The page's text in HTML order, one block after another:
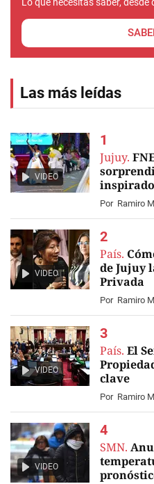
Las más leídas
VIDEO
Jujuy.
Por Ramiro
VIDEO
País.
de Jujuy
Privada
Por Ramiro
VIDEO
País. El
clave
Por Ramiro
VIDEO
SMN.